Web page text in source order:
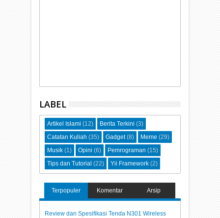
LABEL
Artikel Islami (12) Berita Terkini (3)
Catatan Kuliah (35) Gadget (8) Meme (29)
Musik (1) Opini (6) Pemrograman (15)
Tips dan Tutorial (22) Yii Framework (2)
Terpopuler Komentar Arsip
Review dan Spesifikasi Tenda N301 Wireless